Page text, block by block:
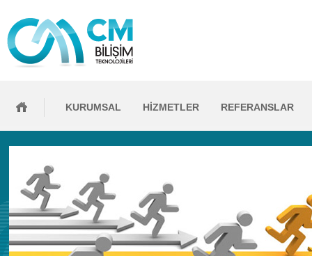
KURUMSAL HİZMETLER REFERANSLAR